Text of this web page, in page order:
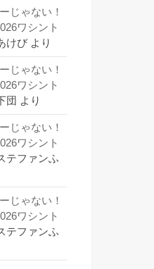
じゃない！
ワシント
けび より
じゃない！
ワシント
団 より
じゃない！
ワシント
テファンふ
じゃない！
ワシント
テファンふ